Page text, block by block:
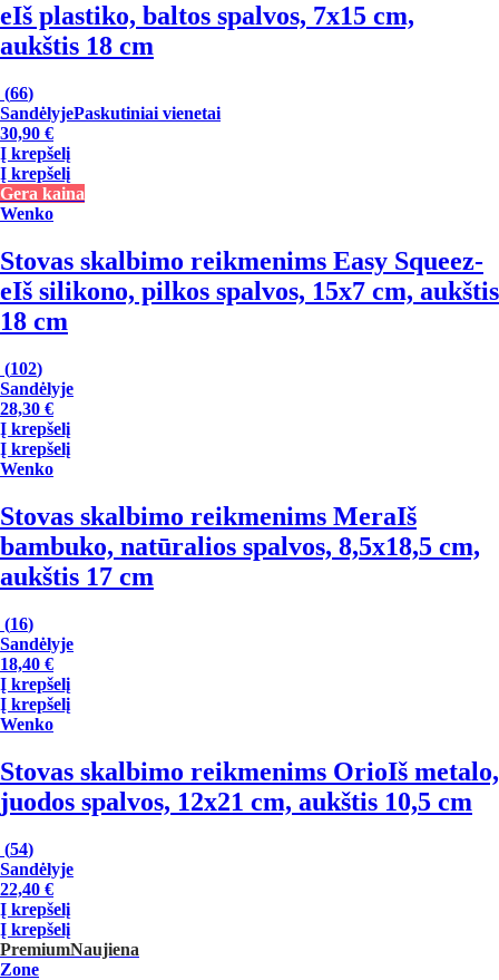
eIš plastiko, baltos spalvos, 7x15 cm,
aukštis 18 cm
(66)
SandėlyjePaskutiniai vienetai
30,90 €
Į krepšelį
Į krepšelį
Gera kaina
Wenko
Stovas skalbimo reikmenims Easy Squeez-
eIš silikono, pilkos spalvos, 15x7 cm, aukštis
18 cm
(102)
Sandėlyje
28,30 €
Į krepšelį
Į krepšelį
Wenko
Stovas skalbimo reikmenims MeraIš
bambuko, natūralios spalvos, 8,5x18,5 cm,
aukštis 17 cm
(16)
Sandėlyje
18,40 €
Į krepšelį
Į krepšelį
Wenko
Stovas skalbimo reikmenims OrioIš metalo,
juodos spalvos, 12x21 cm, aukštis 10,5 cm
(54)
Sandėlyje
22,40 €
Į krepšelį
Į krepšelį
PremiumNaujiena
Zone